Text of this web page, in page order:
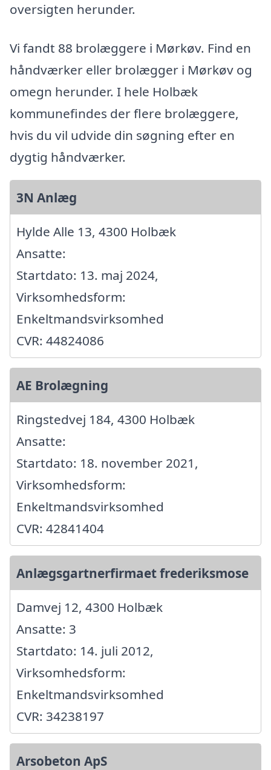
oversigten herunder.
Vi fandt 88 brolæggere i Mørkøv. Find en
håndværker eller brolægger i Mørkøv og
omegn herunder. I hele Holbæk
kommunefindes der flere brolæggere,
hvis du vil udvide din søgning efter en
dygtig håndværker.
3N Anlæg
Hylde Alle 13, 4300 Holbæk
Ansatte:
Startdato: 13. maj 2024,
Virksomhedsform:
Enkeltmandsvirksomhed
CVR: 44824086
AE Brolægning
Ringstedvej 184, 4300 Holbæk
Ansatte:
Startdato: 18. november 2021,
Virksomhedsform:
Enkeltmandsvirksomhed
CVR: 42841404
Anlægsgartnerfirmaet frederiksmose
Damvej 12, 4300 Holbæk
Ansatte: 3
Startdato: 14. juli 2012,
Virksomhedsform:
Enkeltmandsvirksomhed
CVR: 34238197
Arsobeton ApS